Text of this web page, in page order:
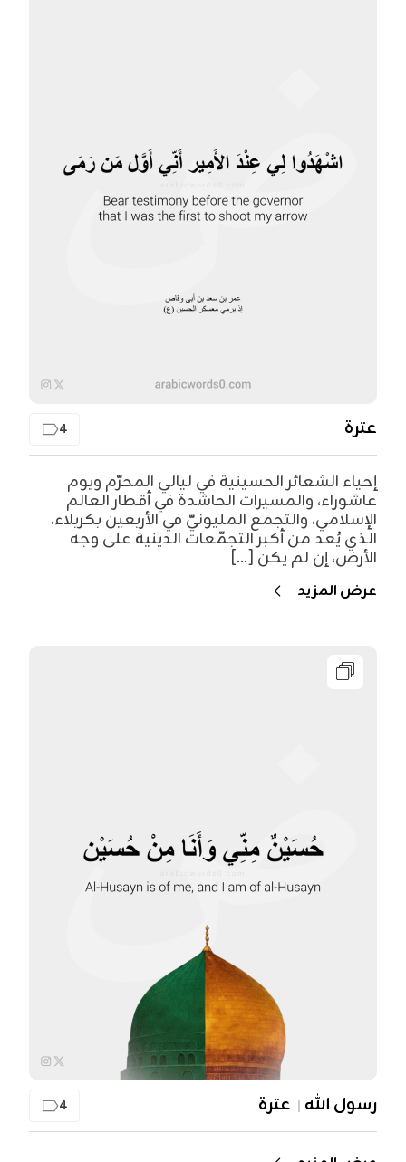
عترة 4
إحياء الشعائر الحسينية في ليالي المحرّم ويوم
عاشوراء، والمسيرات الحاشدة في أقطار العالم
الإسلامي، والتجمع المليونيّ في الأربعين بكربلاء،
الذي يُعد من أكبر التجمّعات الدينية على وجه
الأرض، إن لم يكن [...]
عرض المزيد
رسول الله عترة 4